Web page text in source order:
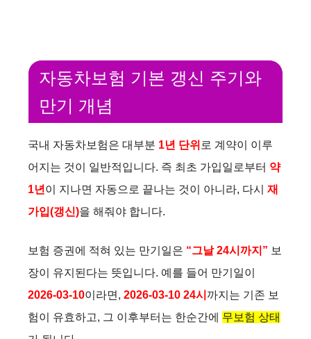
자동차보험 기본 갱신 주기와
만기 개념
국내 자동차보험은 대부분 1년 단위 로 계약이 이루
어지는 것이 일반적입니다. 즉 최초 가입일로부터 약
1년 이 지나면 자동으로 끝나는 것이 아니라, 다시 재
가입(갱신)을 해줘야 합니다.
보험 증권에 적혀 있는 만기일은 “그날 24시까지” 보
장이 유지된다는 뜻입니다. 예를 들어 만기일이
2026-03-10이라면, 2026-03-10 24시 까지는 기존 보
험이 유효하고, 그 이후부터는 한순간에 무보험 상태